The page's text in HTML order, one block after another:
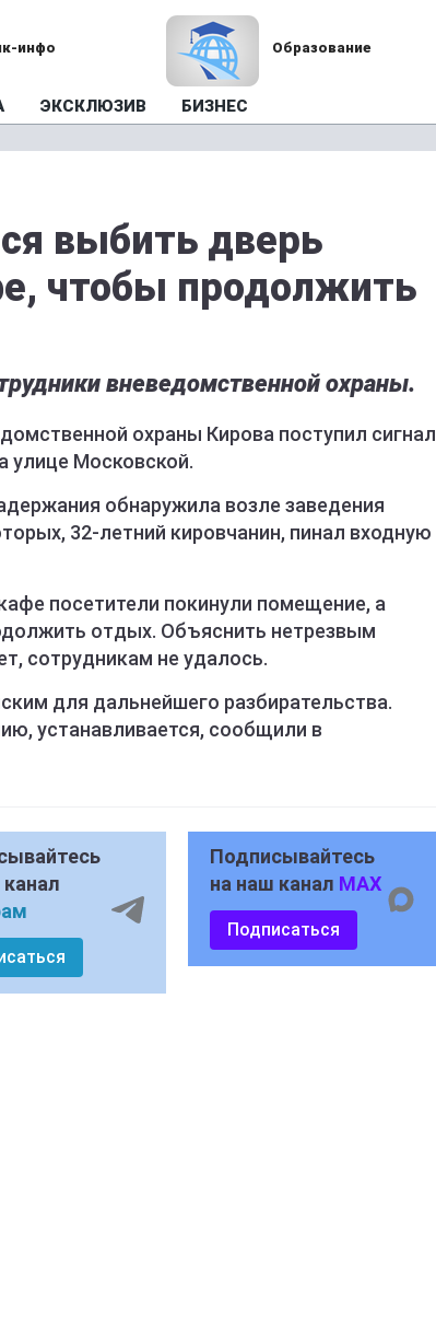
инфо Образование
ЭКСКЛЮЗИВ БИЗНЕС
выбить дверь
чтобы продолжить
вневедомственной охраны.
охраны Кирова поступил сигнал
улице Московской.
обнаружила возле заведения
32-летний кировчанин, пинал входную
посетители покинули помещение, а
отдых. Объяснить нетрезвым
сотрудникам не удалось.
для дальнейшего разбирательства.
устанавливается, сообщили в
Подписывайтесь
на наш канал MAX
Подписаться